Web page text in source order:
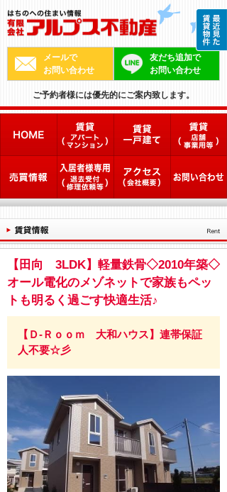
メールで
お問い合わせ
友だち追加で
お問い合わせ
ご予約者様には優先的にご案内致します。
【田向 3LDK】軽量鉄骨◇2010年築◇
オール電化のメゾネットで家族もペッ
トも明るく過ごす快適生活♪
【Ｄ-Ｒｏｏｍ 大和ハウス】連帯保証
人不要☆彡